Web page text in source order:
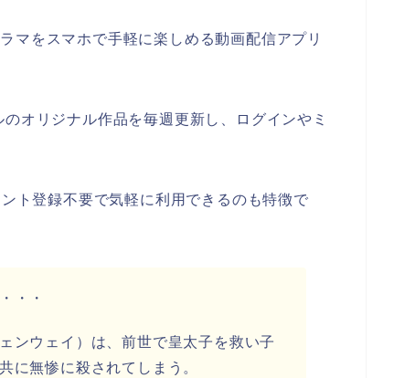
マをスマホで手軽に楽しめる動画配信アプリ
オリジナル作品を毎週更新し、ログインやミ
ト登録不要で気軽に利用できるのも特徴で
・・
ンウェイ）は、前世で皇太子を救い子
に無惨に殺されてしまう。